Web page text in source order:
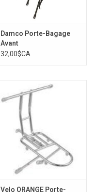
Damco Porte-Bagage
Avant
32,00$CA
Velo ORANGE Porte-